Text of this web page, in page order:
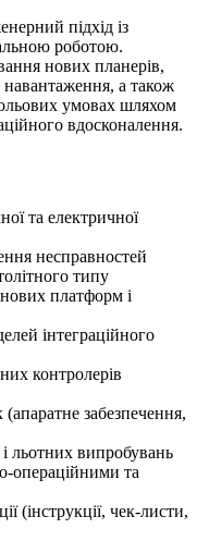
підхід із
роботою.
нових планерів,
навантаження, а також
умовах шляхом
вдосконалення.
та електричної
несправностей
типу
платформ і
інтеграційного
контролерів
забезпечення,
льотних випробувань
операційними та
(інструкції, чек-листи,